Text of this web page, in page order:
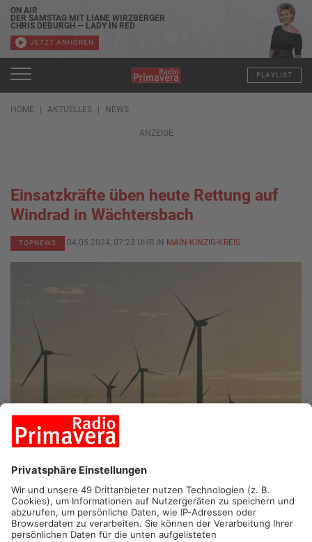
ON AIR
DER SAMSTAG MIT LIANE WIRZBERGER
CHRIS DEBURGH — LADY IN RED
JETZT ANHÖREN
PLAYLIST
HOME AKTUELLES NEWS
ANZEIGE
Einsatzkräfte üben heute Rettung auf
Windrad in Wächtersbach
TOPNEWS 04.05.2024, 07:23 UHR IN MAIN-KINZIG-KREIS
WÄCHTERSBACH.In Wächtersbach ist heute einiges los.
Nicht nur öffnet die Messe ihre Pforten - im Stadtteil Neudorf
findet gleichzeitig eine große Rettungsübung an einem Windrad
statt.